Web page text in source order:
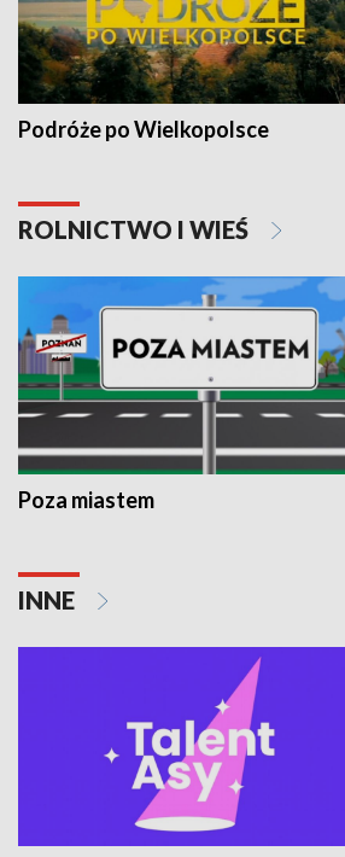
Podróże po Wielkopolsce
ROLNICTWO I WIEŚ
Poza miastem
INNE